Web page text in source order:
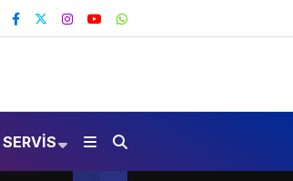
SERVIS